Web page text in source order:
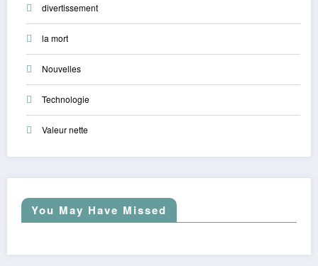
divertissement
la mort
Nouvelles
Technologie
Valeur nette
You May Have Missed